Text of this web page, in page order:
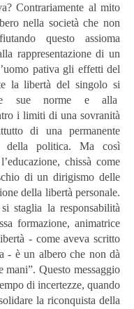
Contrariamente al mito
nella società che non
questo assioma
rappresentazione di un
pativa gli effetti del
la libertà del singolo si
sue norme e alla
i limiti di una sovranità
di una permanente
della politica. Ma così
chissà come
di un dirigismo delle
della libertà personale.
staglia la responsabilità
formazione, animatrice
- come aveva scritto
- è un albero che non dà
Questo messaggio
di incertezze, quando
la riconquista della